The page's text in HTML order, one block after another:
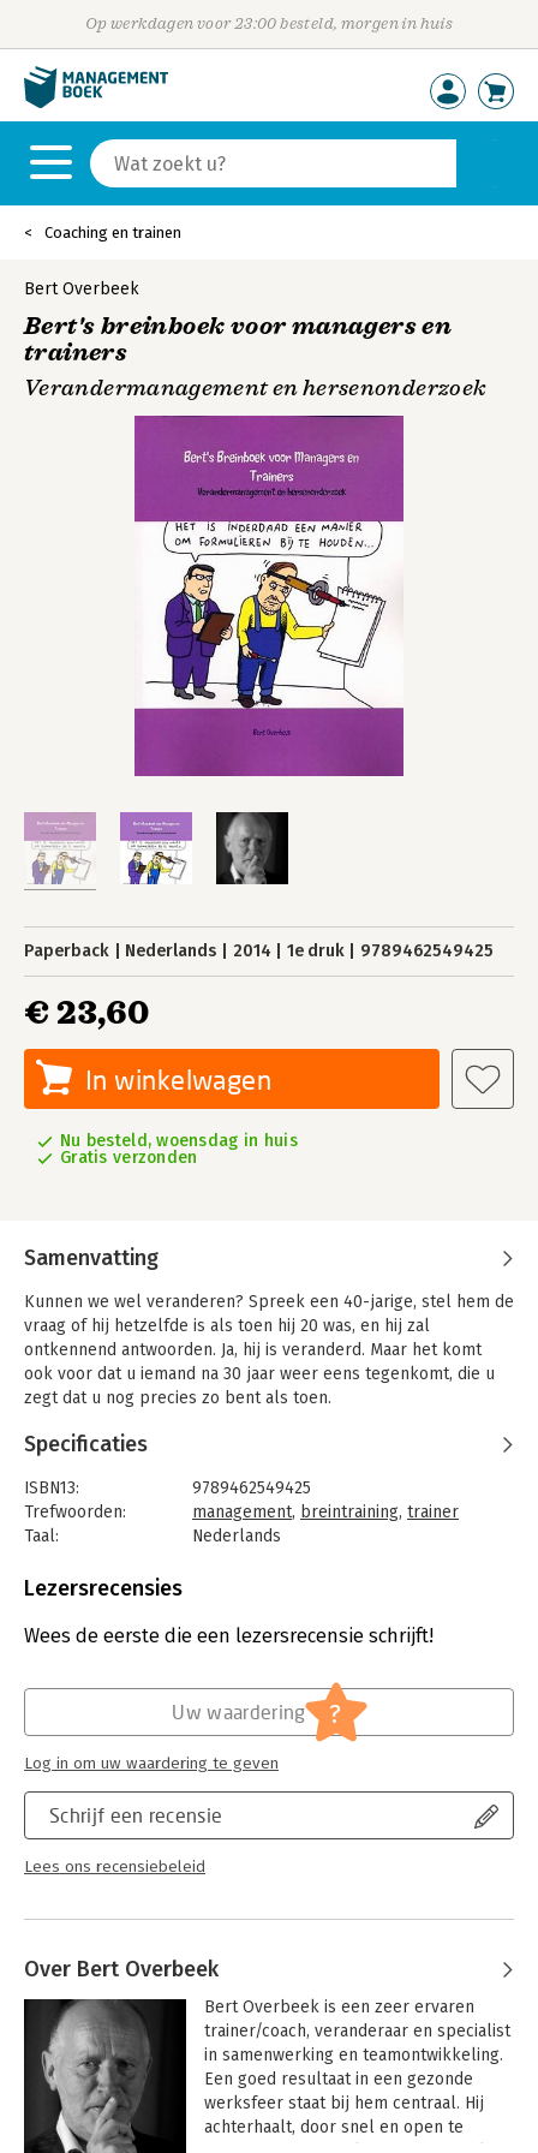
Op werkdagen voor 23:00 besteld, morgen in huis
Coaching en trainen
Bert Overbeek
Bert's breinboek voor managers en
trainers
Verandermanagement en hersenonderzoek
Paperback Nederlands 2014 1e druk 9789462549425
€ 23,60
In winkelwagen
Nu besteld, woensdag in huis
Gratis verzonden
Samenvatting
Kunnen we wel veranderen? Spreek een 40-jarige, stel hem de
vraag of hij hetzelfde is als toen hij 20 was, en hij zal
ontkennend antwoorden. Ja, hij is veranderd. Maar het komt
ook voor dat u iemand na 30 jaar weer eens tegenkomt, die u
zegt dat u nog precies zo bent als toen.
zichzelf respecterende manager, trainer of coach, kortom voor
Wie zich via het moderne neurowetenschappelijke onderzoek
verdiept in de menselijke 'mind', wordt verleid tot de conclusie
leren is, verschilt per persoon.
proberen'. Zonder het te proberen, komt u er niet achter wat
mogelijkheden en beperkingen van uw brein niet kennen.
Het boek bevat een bundel uitdagende artikelen over de
invloed van het breinonderzoek. Want er is vernieuwing nodig
in cultuurverandering. Organisaties maken vaak gebruik van te
oude modellen. Oude wijn in nieuwe zakken.
Specificaties
ISBN13:
9789462549425
Trefwoorden:
management, breintraining, trainer
Taal:
Nederlands
Aantal pagina's:
Druk:
1
Coaching en trainen
Lezersrecensies
Wees de eerste die een lezersrecensie schrijft!
Schrijf een recensie
Lees ons recensiebeleid
Uw waardering ?
Log in om uw waardering te geven
Over Bert Overbeek
Bert Overbeek is een zeer ervaren
trainer/coach, veranderaar en specialist
in samenwerking en teamontwikkeling.
Een goed resultaat in een gezonde
werksfeer staat bij hem centraal. Hij
achterhaalt, door snel en open te